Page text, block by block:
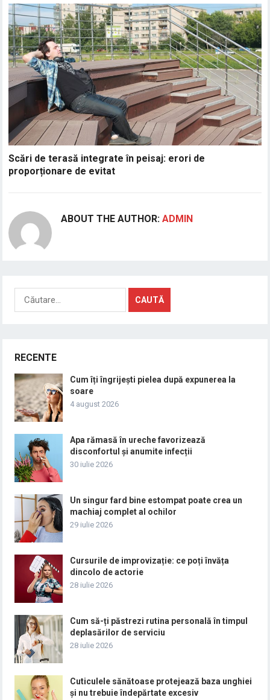
Scări de terasă integrate în peisaj: erori de
proporționare de evitat
ABOUT THE AUTHOR:ADMIN
Caută
după:
RECENTE
Cum îți îngrijești pielea după expunerea la
soare
4 august 2026
Apa rămasă în ureche favorizează
disconfortul și anumite infecții
30 iulie 2026
Un singur fard bine estompat poate crea un
machiaj complet al ochilor
29 iulie 2026
Cursurile de improvizație: ce poți învăța
dincolo de actorie
28 iulie 2026
Cum să-ți păstrezi rutina personală în timpul
deplasărilor de serviciu
28 iulie 2026
Cuticulele sănătoase protejează baza unghiei
și nu trebuie îndepărtate excesiv